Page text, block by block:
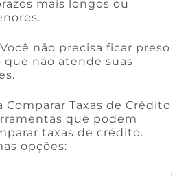
mais longos ou
não precisa ficar preso
que não atende suas
Comparar Taxas de Crédito
que podem
taxas de crédito.
opções: